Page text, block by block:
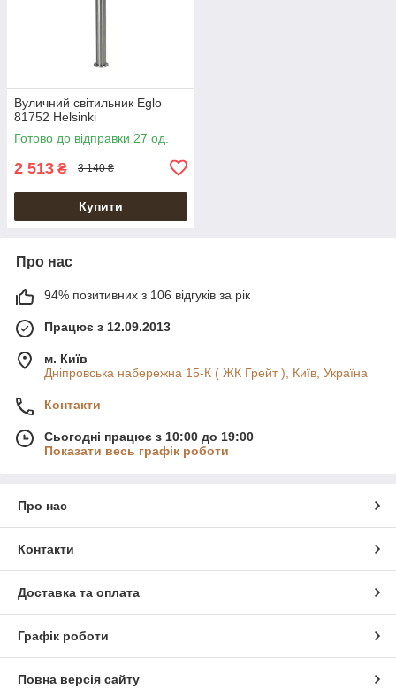
Вуличний світильник Eglo
81752 Helsinki
Готово до відправки 27 од.
2 513 ₴ 3 140 ₴
Купити
Про нас
94% позитивних з 106 відгуків за рік
Працює з 12.09.2013
м. Київ
Дніпровська набережна 15-К ( ЖК Грейт ), Київ, Україна
Контакти
Сьогодні працює з 10:00 до 19:00
Показати весь графік роботи
Про нас
Контакти
Доставка та оплата
Графік роботи
Повна версія сайту